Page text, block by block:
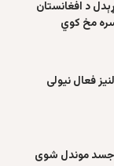
د افغانستان
مخ کوي
فعال نیولی
جسد موندل شوی